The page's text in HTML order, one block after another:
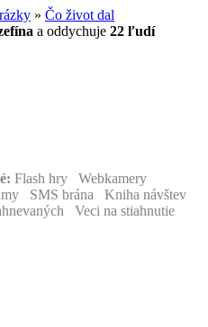
» Čo život dal
a oddychuje 22 ľudí
Flash hry Webkamery
SMS brána Kniha návštev
Veci na stiahnutie